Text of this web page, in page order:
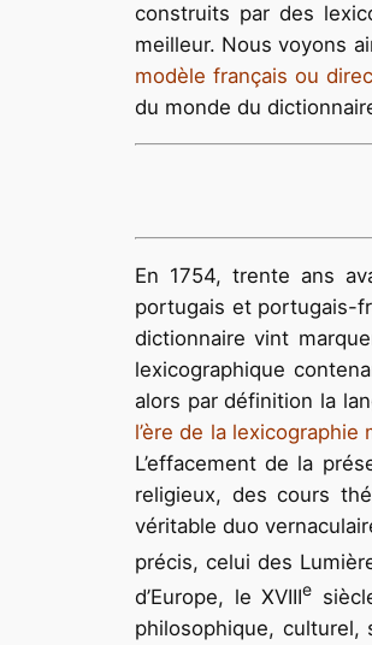
construits par des
meilleur. Nous voyons
modèle français ou
du monde du
En 1754, trente ans
portugais et portugais-
dictionnaire vint
lexicographique
alors par définition la
l’ère de la
L’effacement de la
religieux, des cours
véritable duo
précis, celui des
d’Europe, le XVIIIe
philosophique,